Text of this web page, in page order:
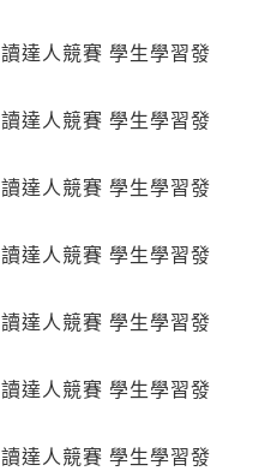
達人競賽 學生學習發
達人競賽 學生學習發
達人競賽 學生學習發
達人競賽 學生學習發
達人競賽 學生學習發
達人競賽 學生學習發
達人競賽 學生學習發